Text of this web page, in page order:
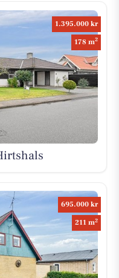
1.395.000 kr
178 m2
695.000 kr
211 m2